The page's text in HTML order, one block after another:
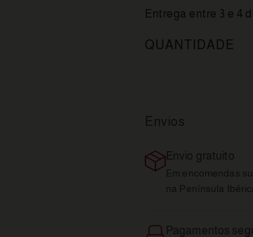
Entrega entre 3 e 4
QUANTIDADE
Envios
Envio gratuito
Em encomendas
na Península
Pagamentos